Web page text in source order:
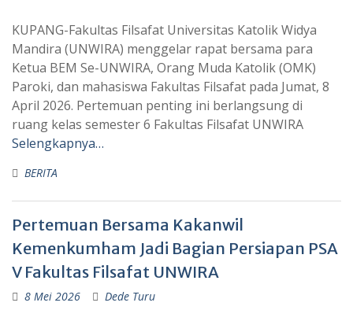
KUPANG-Fakultas Filsafat Universitas Katolik Widya
Mandira (UNWIRA) menggelar rapat bersama para
Ketua BEM Se-UNWIRA, Orang Muda Katolik (OMK)
Paroki, dan mahasiswa Fakultas Filsafat pada Jumat, 8
April 2026. Pertemuan penting ini berlangsung di
ruang kelas semester 6 Fakultas Filsafat UNWIRA
Selengkapnya…
BERITA
Pertemuan Bersama Kakanwil
Kemenkumham Jadi Bagian Persiapan PSA
V Fakultas Filsafat UNWIRA
8 Mei 2026 Dede Turu